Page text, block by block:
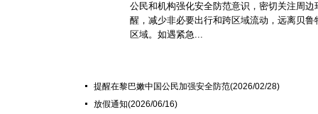
公民和机构强化安全防范意识，密切关注周
醒，减少非必要出行和跨区域流动，远离贝
区域。如遇紧急...
提醒在黎巴嫩中国公民加强安全防范(2026/02/28)
放假通知(2026/06/16)